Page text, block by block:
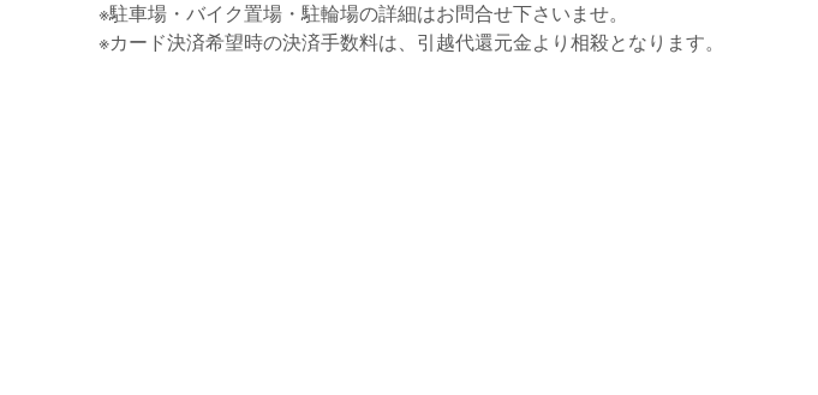
※駐車場・バイク置場・駐輪場の詳細はお問合せ下さいませ。
※カード決済希望時の決済手数料は、引越代還元金より相殺となります。